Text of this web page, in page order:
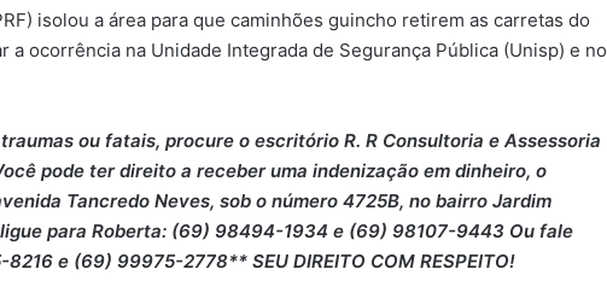
isolou a área para que caminhões guincho retirem as carretas do
ocorrência na Unidade Integrada de Segurança Pública (Unisp) e no
ou fatais, procure o escritório R. R Consultoria e Assessoria
pode ter direito a receber uma indenização em dinheiro, o
Tancredo Neves, sob o número 4725B, no bairro Jardim
ligue para Roberta: (69) 98494-1934 e (69) 98107-9443 Ou fale
e (69) 99975-2778** SEU DIREITO COM RESPEITO!